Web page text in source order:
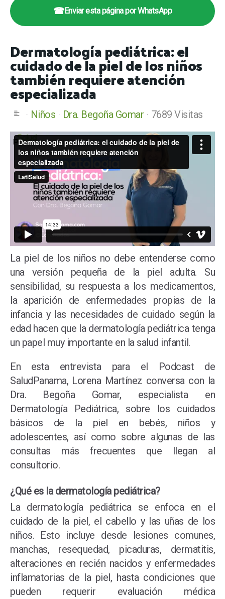
☎Enviar esta página por WhatsApp
Dermatología pediátrica: el
cuidado de la piel de los niños
también requiere atención
especializada
Niños Dra. Begoña Gomar 7689 Visitas
La piel de los niños no debe entenderse como
una versión pequeña de la piel adulta. Su
sensibilidad, su respuesta a los medicamentos,
la aparición de enfermedades propias de la
infancia y las necesidades de cuidado según la
edad hacen que la dermatología pediátrica tenga
un papel muy importante en la salud infantil.
En esta entrevista para el Podcast de
SaludPanama, Lorena Martínez conversa con la
Dra. Begoña Gomar, especialista en
Dermatología Pediátrica, sobre los cuidados
básicos de la piel en bebés, niños y
adolescentes, así como sobre algunas de las
consultas más frecuentes que llegan al
consultorio.
¿Qué es la dermatología pediátrica?
La dermatología pediátrica se enfoca en el
cuidado de la piel, el cabello y las uñas de los
niños. Esto incluye desde lesiones comunes,
manchas, resequedad, picaduras, dermatitis,
alteraciones en recién nacidos y enfermedades
inflamatorias de la piel, hasta condiciones que
pueden requerir evaluación médica